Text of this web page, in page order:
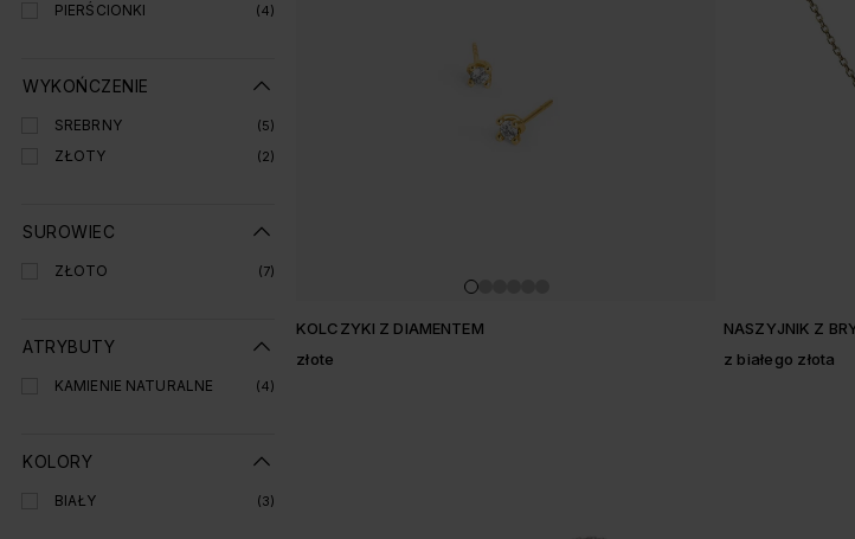
PIERŚCIONKI (4)
WYKOŃCZENIE
SREBRNY (5)
ZŁOTY (2)
SUROWIEC
ZŁOTO (7)
ATRYBUTY
KAMIENIE NATURALNE (4)
KOLORY
BIAŁY (3)
KOLCZYKI Z DIAMENTEM
złote
NASZYJNIK Z
z białego złota